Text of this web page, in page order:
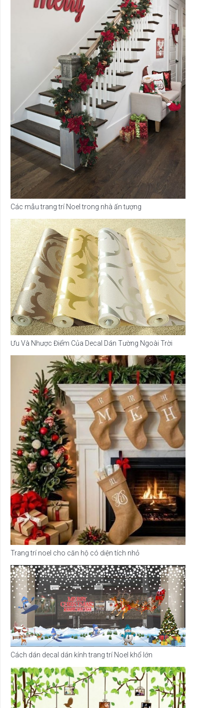
Các mẫu trang trí Noel trong nhà ấn tượng
Ưu Và Nhược Điểm Của Decal Dán Tường Ngoài Trời
Trang trí noel cho căn hộ có diện tích nhỏ
Cách dán decal dán kính trang trí Noel khổ lớn